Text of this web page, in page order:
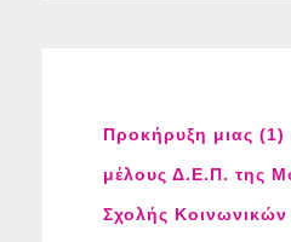
Προκήρυξη μιας (1)
μέλους Δ.Ε.Π. της
Σχολής